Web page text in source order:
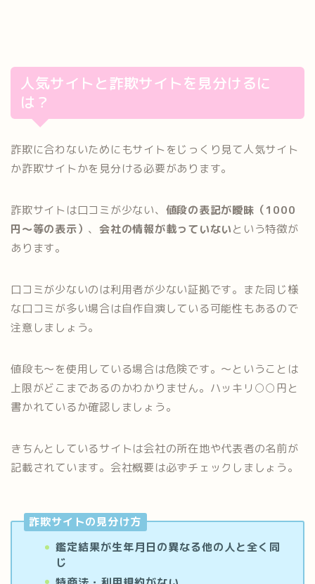
人気サイトと詐欺サイトを見分けるに
は？
詐欺に合わないためにもサイトをじっくり見て人気サイト
か詐欺サイトかを見分ける必要があります。
詐欺サイトは口コミが少ない、 値段の表記が曖昧（1000
円～等の表示） 、会社の情報が載っていないという特徴が
あります。
口コミが少ないのは利用者が少ない証拠です。また同じ様
な口コミが多い場合は自作自演している可能性もあるので
注意しましょう。
値段も～を使用している場合は危険です。～ということは
上限がどこまであるのかわかりません。ハッキリ○○円と
書かれているか確認しましょう。
きちんとしているサイトは会社の所在地や代表者の名前が
記載されています。会社概要は必ずチェックしましょう。
詐欺サイトの見分け方
鑑定結果が生年月日の異なる他の人と全く同
じ